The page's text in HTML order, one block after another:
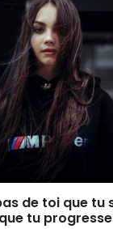
de toi que
tu